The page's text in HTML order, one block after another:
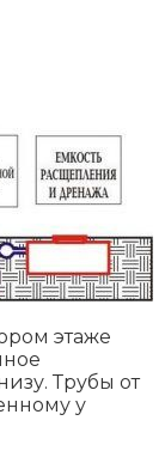
этаже
Трубы от
у